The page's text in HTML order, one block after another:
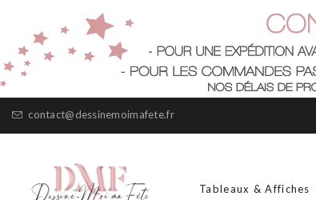
contact@dessinemoimafete.fr
Tableaux & Affiches